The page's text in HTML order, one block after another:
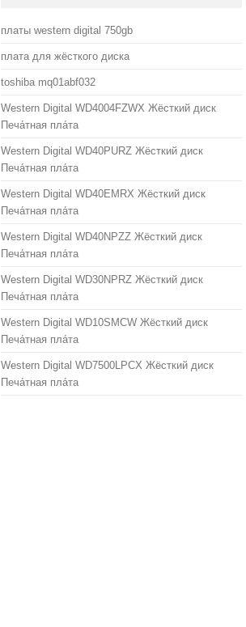
платы western digital 750gb
плата для жёсткого диска
toshiba mq01abf032
Western Digital WD4004FZWX Жёсткий диск
Печа́тная пла́та
Western Digital WD40PURZ Жёсткий диск
Печа́тная пла́та
Western Digital WD40EMRX Жёсткий диск
Печа́тная пла́та
Western Digital WD40NPZZ Жёсткий диск
Печа́тная пла́та
Western Digital WD30NPRZ Жёсткий диск
Печа́тная пла́та
Western Digital WD10SMCW Жёсткий диск
Печа́тная пла́та
Western Digital WD7500LPCX Жёсткий диск
Печа́тная пла́та